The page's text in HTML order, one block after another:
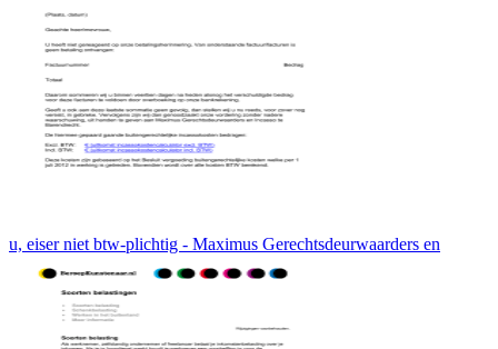
u, eiser niet btw-plichtig - Maximus Gerechtsdeurwaarders en